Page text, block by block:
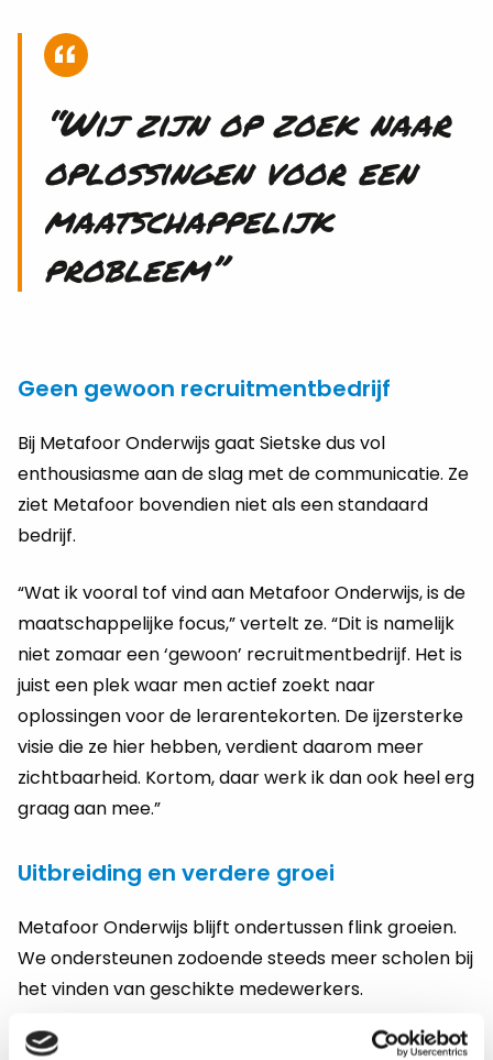
“Wij zijn op zoek naar
oplossingen voor een
maatschappelijk
probleem”
Geen gewoon recruitmentbedrijf
Bij Metafoor Onderwijs gaat Sietske dus vol
enthousiasme aan de slag met de communicatie. Ze
ziet Metafoor bovendien niet als een standaard
bedrijf.
“Wat ik vooral tof vind aan Metafoor Onderwijs, is de
maatschappelijke focus,” vertelt ze. “Dit is namelijk
niet zomaar een ‘gewoon’ recruitmentbedrijf. Het is
juist een plek waar men actief zoekt naar
oplossingen voor de lerarentekorten. De ijzersterke
visie die ze hier hebben, verdient daarom meer
zichtbaarheid. Kortom, daar werk ik dan ook heel erg
graag aan mee.”
Uitbreiding en verdere groei
Metafoor Onderwijs blijft ondertussen flink groeien.
We ondersteunen zodoende steeds meer scholen bij
het vinden van geschikte medewerkers.
“Werken in een bedrijf dat zo snel groeit, geeft